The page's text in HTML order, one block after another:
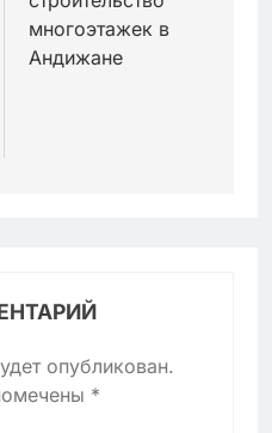
многоэтажек в
Андижане
опубликован.
*